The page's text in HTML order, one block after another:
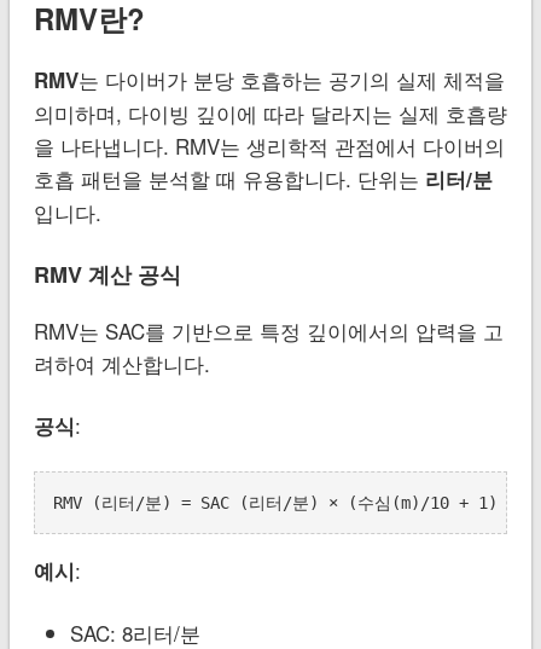
RMV란?
RMV는 다이버가 분당 호흡하는 공기의 실제 체적을
의미하며, 다이빙 깊이에 따라 달라지는 실제 호흡량
을 나타냅니다. RMV는 생리학적 관점에서 다이버의
호흡 패턴을 분석할 때 유용합니다. 단위는 리터/분
입니다.
RMV 계산 공식
RMV는 SAC를 기반으로 특정 깊이에서의 압력을 고
려하여 계산합니다.
공식:
RMV (리터/분) = SAC (리터/분) × (수심(m)/10 + 1)
예시:
SAC: 8리터/분